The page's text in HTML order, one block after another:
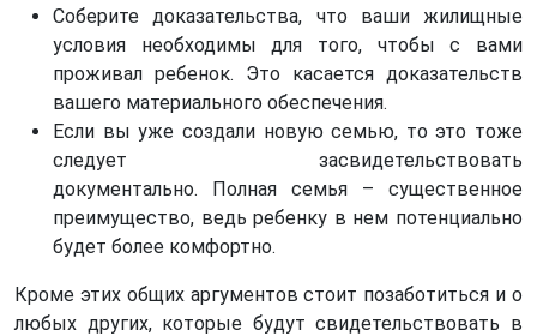
Соберите доказательства, что ваши жилищные
условия необходимы для того, чтобы с вами
проживал ребенок. Это касается доказательств
вашего материального обеспечения.
Если вы уже создали новую семью, то это тоже
следует засвидетельствовать
документально. Полная семья – существенное
преимущество, ведь ребенку в нем потенциально
будет более комфортно.
Кроме этих общих аргументов стоит позаботиться и о
любых других, которые будут свидетельствовать в